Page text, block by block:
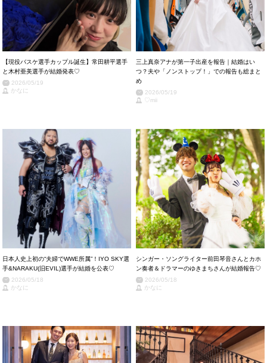
【現役バスケ選手カップル誕生】常田耕平選手
と木村亜美選手が結婚発表♡
2026/05/19
かなに
三上真奈アナが第一子出産を報告｜結婚はい
つ？夫や「ノンストップ！」での報告も総まと
め
2026/05/19
♡mii
日本人史上初の“夫婦でWWE所属”！IYO SKY選
手&NARAKU(旧EVIL)選手が結婚を公表♡
2026/05/18
かなに
シンガー・ソングライター前田琴音さんとカホ
ン奏者＆ドラマーのゆきまちさんが結婚報告♡
2026/05/18
かなに